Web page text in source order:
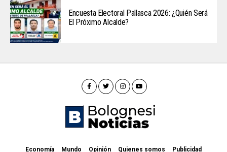
Encuesta Electoral Pallasca 2026: ¿Quién Será
El Próximo Alcalde?
Economía Mundo Opinión Quienes somos Publicidad